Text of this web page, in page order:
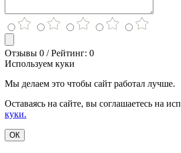
Отзывы 0 / Рейтинг: 0
Используем куки
Мы делаем это чтобы сайт работал лучше.
Оставаясь на сайте, вы соглашаетесь на
куки.
ОК